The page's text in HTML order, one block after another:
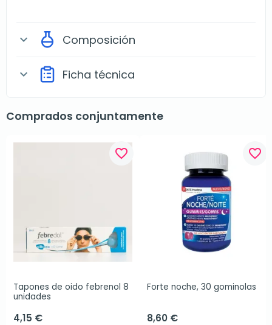
expand_more Composición
expand_more Ficha técnica
Comprados conjuntamente
favorite_border
Tapones de oido febrenol 8
unidades
4,15 €
favorite_border
Forte noche, 30 gominolas
8,60 €